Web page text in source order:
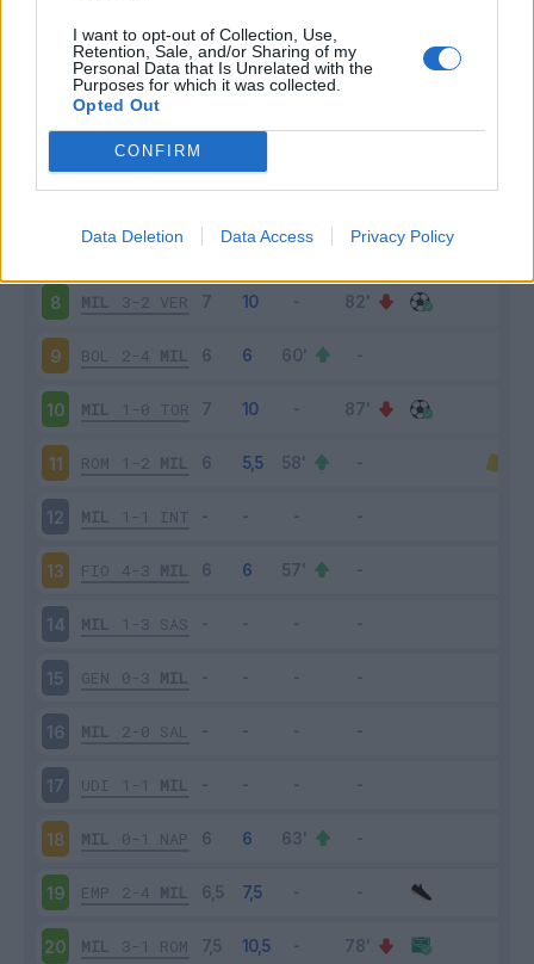
I want to opt-out of Collection, Use,
Retention, Sale, and/or Sharing of my
Personal Data that Is Unrelated with the
Purposes for which it was collected.
Opted Out
CONFIRM
Data Deletion Data Access Privacy Policy
MIL 2-0 LAZ
JUV 1-1 MIL
2-0 VEN
6 SPE 1-2 MIL
ATA 2-3 MIL
8 MIL 3-2 VER
9 BOL 2-4 MIL
10 MIL 1-0 TOR
11 ROM 1-2 MIL
12 MIL 1-1 INT
13 FIO 4-3 MIL
14 MIL 1-3 SAS
15 GEN 0-3 MIL
16 MIL 2-0 SAL
17 UDI 1-1 MIL
18 MIL 0-1 NAP
19 EMP 2-4 MIL
20 MIL 3-1 ROM